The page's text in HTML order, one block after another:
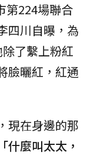
第224場聯合
四川自曝，為
了繫上粉紅
臉曬紅，紅通
現在身邊的那
「什麼叫太太，